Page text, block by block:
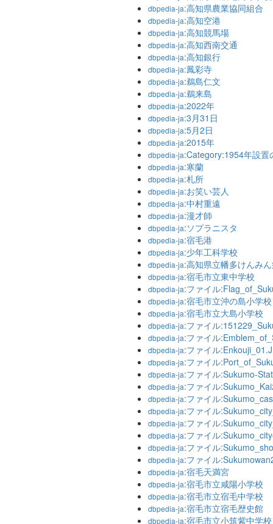
dbpedia-ja:高知県農業協同組合
dbpedia-ja:高知空港
dbpedia-ja:高知競馬場
dbpedia-ja:高知西南交通
dbpedia-ja:高知銀行
dbpedia-ja:鳳彩寺
dbpedia-ja:鵜島仁文
dbpedia-ja:鵜来島
dbpedia-ja:2022年
dbpedia-ja:3月31日
dbpedia-ja:5月2日
dbpedia-ja:2015年
dbpedia-ja:Category:1954年設置
dbpedia-ja:寒蘭
dbpedia-ja:札所
dbpedia-ja:お笑い芸人
dbpedia-ja:中村重遠
dbpedia-ja:漫才師
dbpedia-ja:ソプラニスタ
dbpedia-ja:宿毛港
dbpedia-ja:少年工科学校
dbpedia-ja:高知県立幡多けんみ
dbpedia-ja:宿毛市立東中学校
dbpedia-ja:ファイル
dbpedia-ja:宿毛市立沖の島小学校
dbpedia-ja:宿毛市立大島小学校
dbpedia-ja:ファイル
dbpedia-ja:ファイル
dbpedia-ja:ファイル
dbpedia-ja:ファイル
dbpedia-ja:ファイル:Sukumo-
dbpedia-ja:ファイル
dbpedia-ja:ファイル
dbpedia-ja:ファイル
dbpedia-ja:ファイル
dbpedia-ja:ファイル
dbpedia-ja:ファイル
dbpedia-ja:ファイル
dbpedia-ja:宿毛天満宮
dbpedia-ja:宿毛市立咸陽小学校
dbpedia-ja:宿毛市立宿毛中学校
dbpedia-ja:宿毛市立宿毛歴史館
dbpedia-ja:宿毛市立小筑紫中学校